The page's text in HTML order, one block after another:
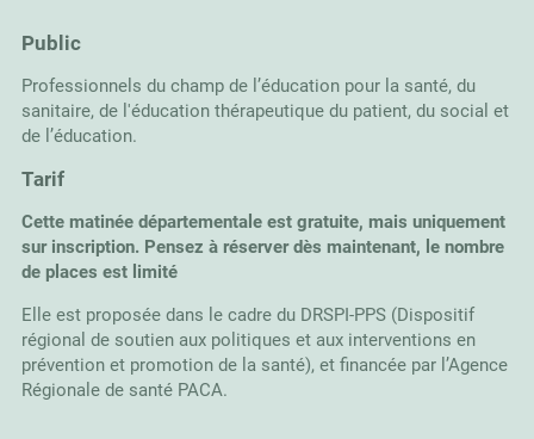
Public
Professionnels du champ de l’éducation pour la santé, du
sanitaire, de l'éducation thérapeutique du patient, du social et
de l’éducation.
Tarif
Cette matinée départementale est gratuite, mais uniquement
sur inscription. Pensez à réserver dès maintenant, le nombre
de places est limité
Elle est proposée dans le cadre du DRSPI-PPS (Dispositif
régional de soutien aux politiques et aux interventions en
prévention et promotion de la santé), et financée par l’Agence
Régionale de santé PACA.